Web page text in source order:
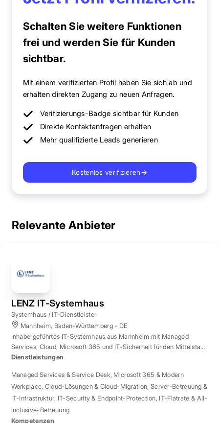
Schalten Sie weitere Funktionen
frei und werden Sie für Kunden
sichtbar.
Mit einem verifizierten Profil heben Sie sich ab und
erhalten direkten Zugang zu neuen Anfragen.
Verifizierungs-Badge sichtbar für Kunden
Direkte Kontaktanfragen erhalten
Mehr qualifizierte Leads generieren
Kostenlos verifizieren→
Relevante Anbieter
LENZ IT-Systemhaus
Systemhaus / IT-Dienstleister
Mannheim, Baden-Württemberg - DE
Inhabergeführtes IT-Systemhaus aus Mannheim mit Managed
Services, Cloud, Microsoft 365 und IT-Sicherheit für den Mittelstand
der Region Rhein-Neckar.
Dienstleistungen
Managed Services & Service Desk, Microsoft 365 & Modern
Workplace, Cloud-Lösungen & Cloud-Migration, Server-Betreuung &
IT-Infrastruktur, IT-Security & Endpoint-Protection, IT-Flatrate & All-
inclusive-Betreuung
Kompetenzen